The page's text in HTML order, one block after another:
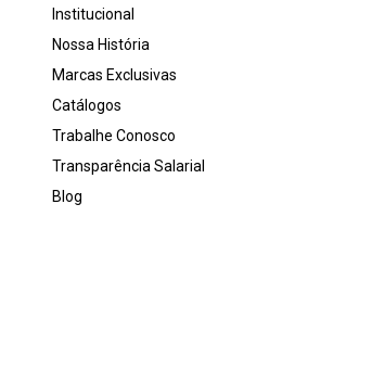
Institucional
Nossa História
Marcas Exclusivas
Catálogos
Trabalhe Conosco
Transparência Salarial
Blog